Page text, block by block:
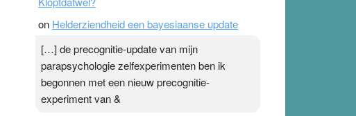
on Helderziendheid een bayesiaanse update
[…] de precognitie-update van mijn
parapsychologie zelfexperimenten ben ik
begonnen met een nieuw precognitie-
experiment van &